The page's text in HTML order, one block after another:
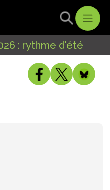
: rythme d'été